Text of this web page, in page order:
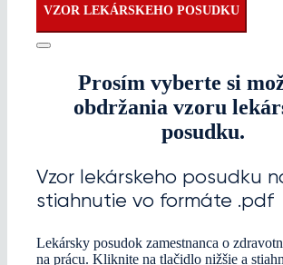
VZOR LEKÁRSKEHO POSUDKU
Prosím vyberte si
obdržania vzoru
posudku.
Vzor lekárskeho posudku
stiahnutie vo formáte .pdf
Lekársky posudok zamestnanca o
na prácu. Kliknite na tlačidlo nižšie a